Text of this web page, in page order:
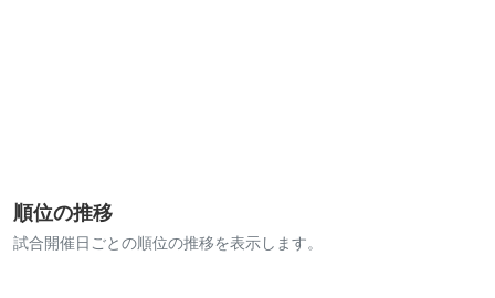
順位の推移
試合開催日ごとの順位の推移を表示します。